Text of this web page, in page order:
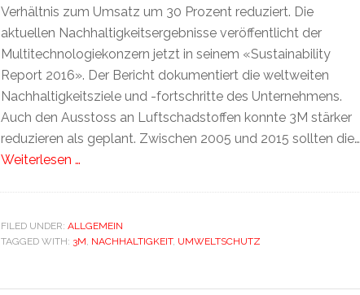
Verhältnis zum Umsatz um 30 Prozent reduziert. Die
aktuellen Nachhaltigkeitsergebnisse veröffentlicht der
Multitechnologiekonzern jetzt in seinem «Sustainability
Report 2016». Der Bericht dokumentiert die weltweiten
Nachhaltigkeitsziele und -fortschritte des Unternehmens.
Auch den Ausstoss an Luftschadstoffen konnte 3M stärker
reduzieren als geplant. Zwischen 2005 und 2015 sollten die…
Weiterlesen …
FILED UNDER: ALLGEMEIN
TAGGED WITH: 3M, NACHHALTIGKEIT, UMWELTSCHUTZ